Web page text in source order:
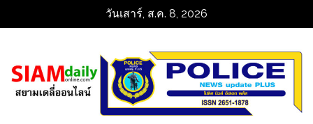
วันเสาร์, ส.ค. 8, 2026